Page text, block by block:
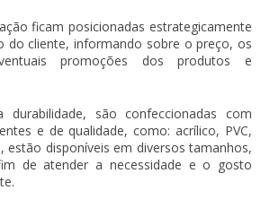
ficam posicionadas estrategicamente
do cliente, informando sobre o preço, os
promoções dos produtos e
durabilidade, são confeccionadas com
e de qualidade, como: acrílico, PVC,
estão disponíveis em diversos tamanhos,
de atender a necessidade e o gosto